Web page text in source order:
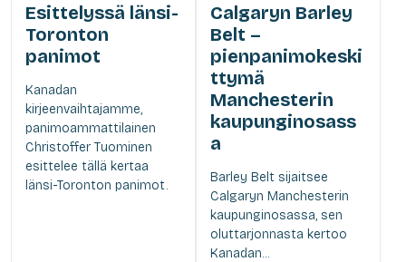
Esittelyssä länsi-
Toronton
panimot
Kanadan
kirjeenvaihtajamme,
panimoammattilainen
Christoffer Tuominen
esittelee tällä kertaa
länsi-Toronton panimot.
Calgaryn Barley
Belt –
pienpanimokeski
ttymä
Manchesterin
kaupunginosass
a
Barley Belt sijaitsee
Calgaryn Manchesterin
kaupunginosassa, sen
oluttarjonnasta kertoo
Kanadan...